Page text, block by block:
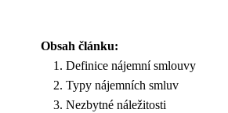
Obsah článku:
Definice nájemní smlouvy
Typy nájemních smluv
Nezbytné náležitosti